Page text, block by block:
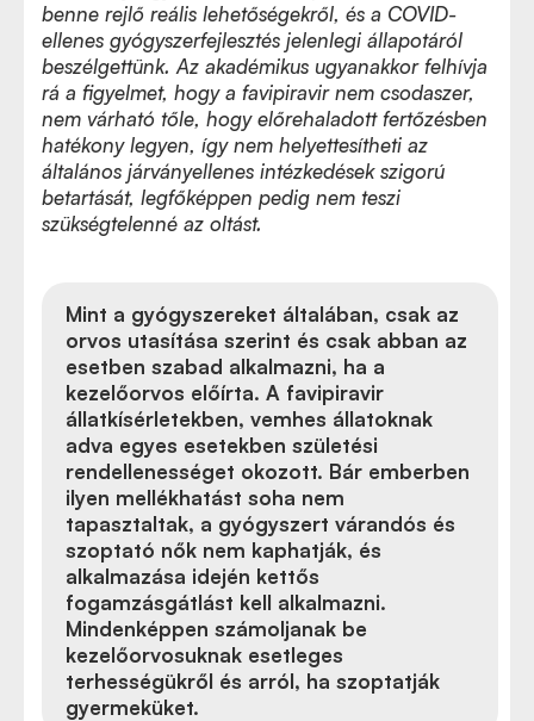
benne rejlő reális lehetőségekről, és a COVID-
ellenes gyógyszerfejlesztés jelenlegi állapotáról
beszélgettünk. Az akadémikus ugyanakkor felhívja
rá a figyelmet, hogy a favipiravir nem csodaszer,
nem várható tőle, hogy előrehaladott fertőzésben
hatékony legyen, így nem helyettesítheti az
általános járványellenes intézkedések szigorú
betartását, legfőképpen pedig nem teszi
szükségtelenné az oltást.
Mint a gyógyszereket általában, csak az
orvos utasítása szerint és csak abban az
esetben szabad alkalmazni, ha a
kezelőorvos előírta. A favipiravir
állatkísérletekben, vemhes állatoknak
adva egyes esetekben születési
rendellenességet okozott. Bár emberben
ilyen mellékhatást soha nem
tapasztaltak, a gyógyszert várandós és
szoptató nők nem kaphatják, és
alkalmazása idején kettős
fogamzásgátlást kell alkalmazni.
Mindenképpen számoljanak be
kezelőorvosuknak esetleges
terhességükről és arról, ha szoptatják
gyermeküket.